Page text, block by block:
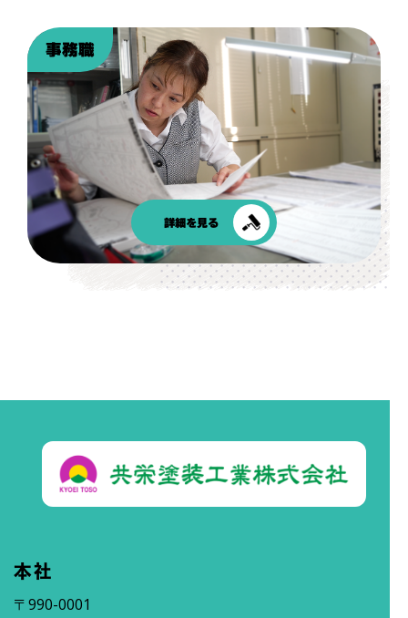
事務職
詳細を見る
本社
〒990-0001